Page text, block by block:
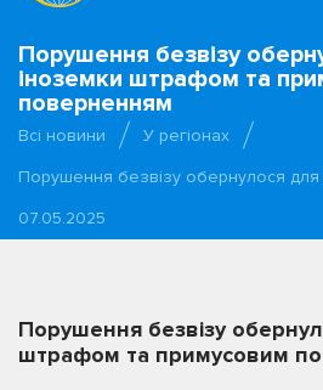
Порушення безвізу
іноземки штрафом та
поверненням
Всі новини
У регіонах
Порушення безвізу обернулося
07.05.2025
Порушення безвізу
штрафом та примусовим